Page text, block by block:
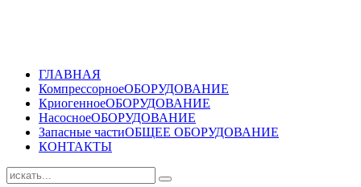
ГЛАВНАЯ
КомпрессорноеОБОРУДОВАНИЕ
КриогенноеОБОРУДОВАНИЕ
НасосноеОБОРУДОВАНИЕ
Запасные частиОБЩЕЕ ОБОРУДОВАНИЕ
КОНТАКТЫ